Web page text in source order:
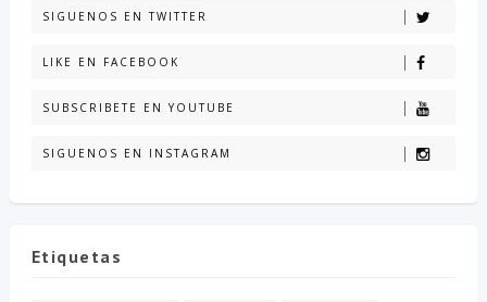
SIGUENOS EN TWITTER
LIKE EN FACEBOOK
SUBSCRIBETE EN YOUTUBE
SIGUENOS EN INSTAGRAM
Etiquetas